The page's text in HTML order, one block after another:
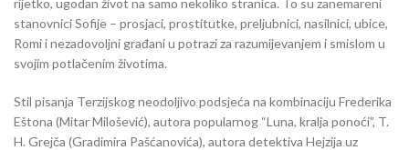
rijetko, ugodan život na samo nekoliko stranica. To su zanemareni
stanovnici Sofije – prosjaci, prostitutke, preljubnici, nasilnici, ubice,
Romi i nezadovoljni građani u potrazi za razumijevanjem i smislom u
svojim potlačenim životima.
Stil pisanja Terzijskog neodoljivo podsjeća na kombinaciju Frederika
Eštona (Mitar Milošević), autora popularnog “Luna, kralja ponoći”, T.
H. Grejča (Gradimira Pašćanovića), autora detektiva Hejzija uz